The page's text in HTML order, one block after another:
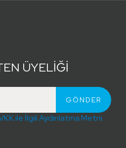
ÜYELİĞİ
ile İlgili Aydınlatma Metni